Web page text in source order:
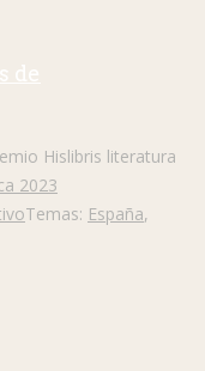
de
Hislibris literatura
2023
Temas: España,